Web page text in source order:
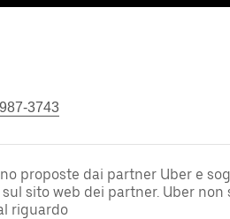
3743
proposte dai partner Uber e
sito web dei partner. Uber non
riguardo